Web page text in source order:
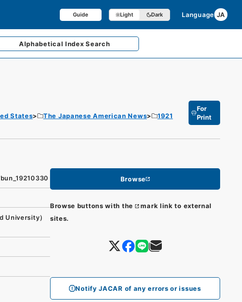
Guide Light Dark Language JA
AlphabeticalIndex Search
States The Japanese American News
1921
For
Print
Browse
Browse buttons with the
mark link to external
sites.
Notify JACAR of any errors or issues
University）